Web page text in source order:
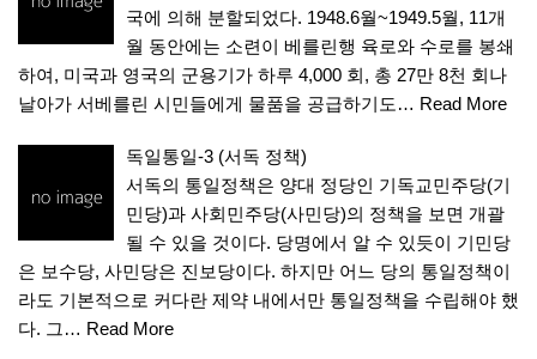
국에 의해 분할되었다. 1948.6월~1949.5월, 11개
월 동안에는 소련이 베를린행 육로와 수로를 봉쇄
하여, 미국과 영국의 군용기가 하루 4,000 회, 총 27만 8천 회나
날아가 서베를린 시민들에게 물품을 공급하기도… Read More
독일통일-3 (서독 정책)
서독의 통일정책은 양대 정당인 기독교민주당(기
민당)과 사회민주당(사민당)의 정책을 보면 개괄
될 수 있을 것이다. 당명에서 알 수 있듯이 기민당
은 보수당, 사민당은 진보당이다. 하지만 어느 당의 통일정책이
라도 기본적으로 커다란 제약 내에서만 통일정책을 수립해야 했
다. 그… Read More